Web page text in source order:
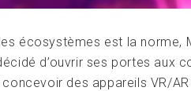
écosystèmes est la norme,
d’ouvrir ses portes aux
des appareils VR/